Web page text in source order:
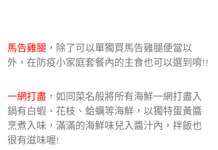
馬告雞腿 ，除了可以單獨買馬告雞腿便當以
外，在防疫小家庭套餐內的主食也可以選到唷!!
一網打盡 ，如同菜名般將所有海鮮一網打盡入
鍋有白蝦、花枝、蛤蠣等海鮮，以獨特蛋黃醬
烹煮入味，滿滿的海鮮味兒入醬汁內，拌飯也
很有滋味喔!